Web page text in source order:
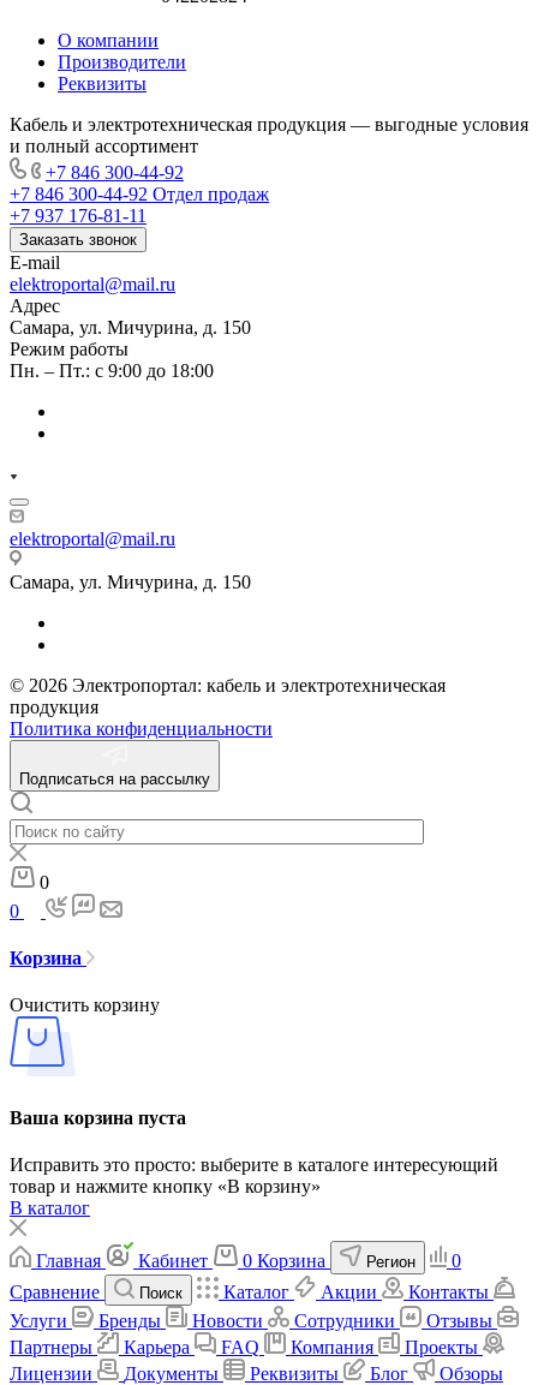
О компании
Производители
Реквизиты
Кабель и электротехническая продукция — выгодные условия
и полный ассортимент
+7 846 300-44-92
+7 846 300-44-92 Отдел продаж
+7 937 176-81-11
Заказать звонок
E-mail
elektroportal@mail.ru
Адрес
Самара, ул. Мичурина, д. 150
Режим работы
Пн. – Пт.: с 9:00 до 18:00
elektroportal@mail.ru
Самара, ул. Мичурина, д. 150
© 2026 Электропортал: кабель и электротехническая
продукция
Политика конфиденциальности
Подписаться на рассылку
0
0
Корзина
Очистить корзину
Ваша корзина пуста
Исправить это просто: выберите в каталоге интересующий
товар и нажмите кнопку «В корзину»
В каталог
Главная Кабинет 0 Корзина Регион
0
Сравнение
Поиск Каталог Акции
Контакты
Услуги
Бренды Новости Сотрудники
Отзывы
Партнеры
Карьера FAQ Компания
Проекты
Лицензии
Документы Реквизиты Блог
Обзоры